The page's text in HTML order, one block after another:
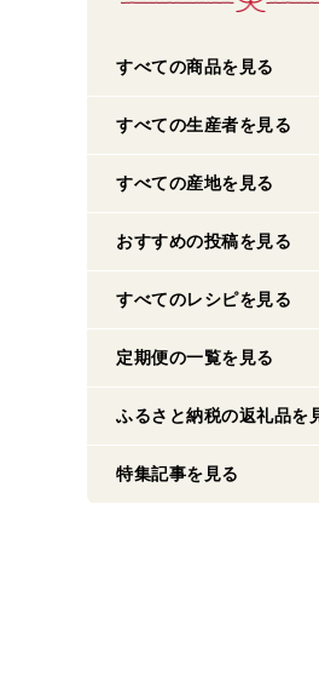
すべての商品を見る
すべての生産者を見る
すべての産地を見る
おすすめの投稿を見る
すべてのレシピを見る
定期便の一覧を見る
ふるさと納税の返礼品を
特集記事を見る